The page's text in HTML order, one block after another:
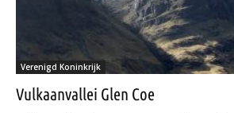
Verenigd Koninkrijk
Vulkaanvallei Glen Coe